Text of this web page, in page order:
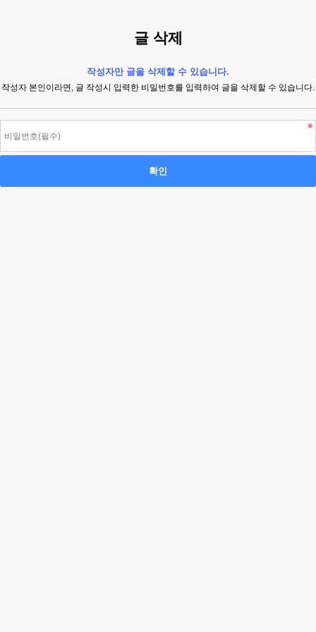
글 삭제
작성자만 글을 삭제할 수 있습니다.
작성자 본인이라면, 글 작성시 입력한 비밀번호를 입력하여 글을 삭제할 수 있습니다.